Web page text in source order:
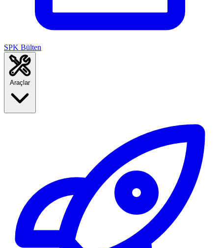
SPK Bülten
Araçlar